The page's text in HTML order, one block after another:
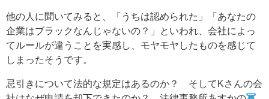
他の人に聞いてみると、「うちは認められた」「あなたの
企業はブラックなんじゃないの？」といわれ、会社によっ
てルールが違うことを実感し、モヤモヤしたものを感じて
しまったそうです。
忌引きについて法的な規定はあるのか？ そしてKさんの会